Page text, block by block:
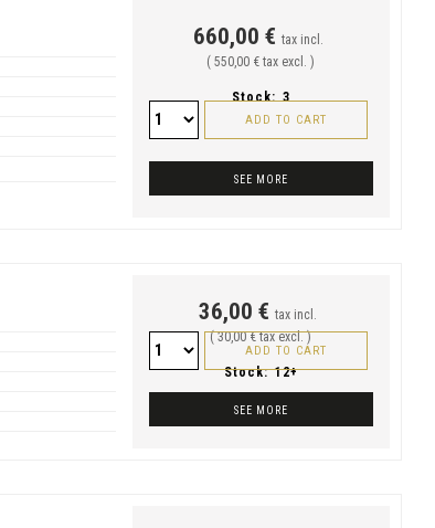
660,00 € tax incl.
( 550,00 € tax excl. )
Stock: 3
ADD TO CART
SEE MORE
36,00 € tax incl.
( 30,00 € tax excl. )
Stock: 12+
ADD TO CART
SEE MORE